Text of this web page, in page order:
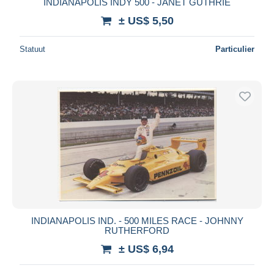
± US$ 5,50
Statuut Particulier
INDIANAPOLIS IND. - 500 MILES RACE - JOHNNY
RUTHERFORD
± US$ 6,94